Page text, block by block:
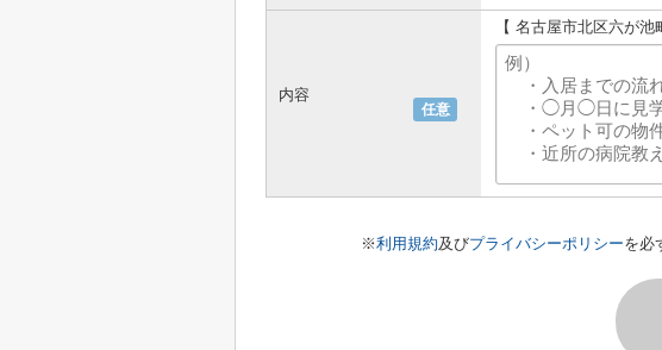
任意
内容
【 名古屋市北区六が
※利用規約及びプライバシーポリシーを必